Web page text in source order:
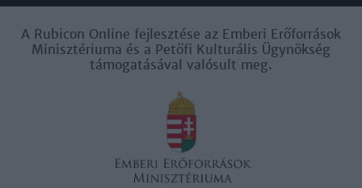
A Rubicon Online fejlesztése az Emberi Erőforrások
Minisztériuma és a Petőfi Kulturális Ügynökség
támogatásával valósult meg.